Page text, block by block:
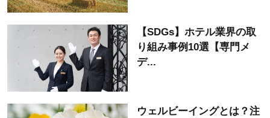
【SDGs】ホテル業界の取
り組み事例10選【専門メ
デ...
ウェルビーイングとは？注